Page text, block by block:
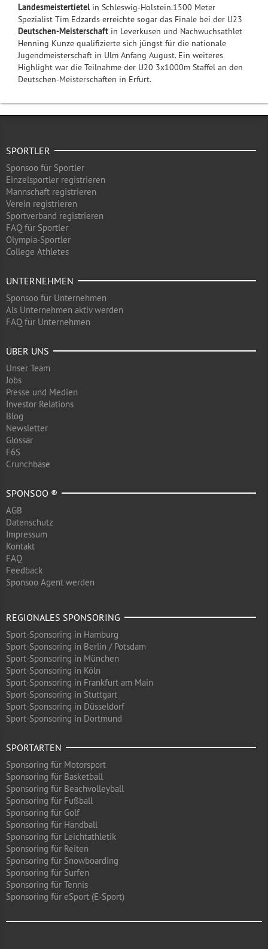
Landesmeistertietel in Schleswig-Holstein.1500 Meter
Spezialist Tim Edzards erreichte sogar das Finale bei der U23
Deutschen-Meisterschaft in Leverkusen und Nachwuchsathlet
Henning Kunze qualifizierte sich jüngst für die nationale
Jugendmeisterschaft in Ulm Anfang August. Ein weiteres
Highlight war die Teilnahme der U20 3x1000m Staffel an den
Deutschen-Meisterschaften in Erfurt.
SPORTLER
Sponsoo für Sportler
Einzelsportler registrieren
Mannschaft registrieren
Verein registrieren
Sportverband registrieren
FAQ für Sportler
Olympia-Sportler
College Athletes
UNTERNEHMEN
Sponsoo für Unternehmen
Als Unternehmen aktiv werden
FAQ für Unternehmen
ÜBER UNS
Unser Team
Jobs
Presse und Medien
Investor Relations
Blog
Newsletter
Glossar
F6S
Crunchbase
SPONSOO ®
AGB
Datenschutz
Impressum
Kontakt
FAQ
Feedback
Sponsoo Agent werden
REGIONALES SPONSORING
Sport-Sponsoring in Hamburg
Sport-Sponsoring in Berlin / Potsdam
Sport-Sponsoring in München
Sport-Sponsoring in Köln
Sport-Sponsoring in Frankfurt am Main
Sport-Sponsoring in Stuttgart
Sport-Sponsoring in Düsseldorf
Sport-Sponsoring in Dortmund
SPORTARTEN
Sponsoring für Motorsport
Sponsoring für Basketball
Sponsoring für Beachvolleyball
Sponsoring für Fußball
Sponsoring für Golf
Sponsoring für Handball
Sponsoring für Leichtathletik
Sponsoring für Reiten
Sponsoring für Snowboarding
Sponsoring für Surfen
Sponsoring für Tennis
Sponsoring für eSport (E-Sport)